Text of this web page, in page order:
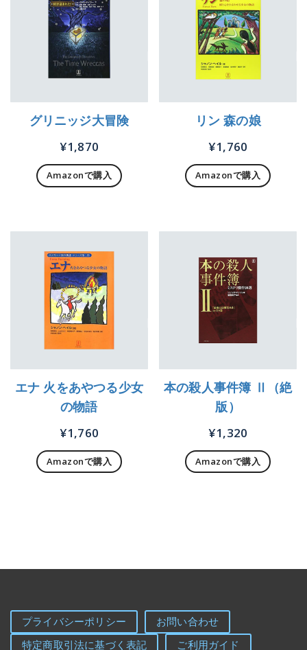
グリニッジ大冒険
¥1,870
Amazonで購入
リン 森の娘
¥1,760
Amazonで購入
エナ 火をあやつる少女
の物語
¥1,760
Amazonで購入
本の殺人事件簿 Ⅱ（絶
版）
¥1,320
Amazonで購入
プライバシーポリシー
特定商取引法に基づく表記
ご利用ガイド
お問い合わせ